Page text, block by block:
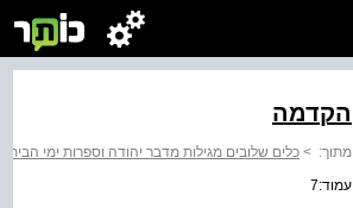
הקדמה
מתוך: > כלים שלובים מגילות מדבר יהודה וספרות ימי הבית
עמוד:7